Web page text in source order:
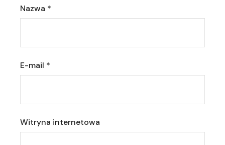
Nazwa *
E-mail *
Witryna internetowa